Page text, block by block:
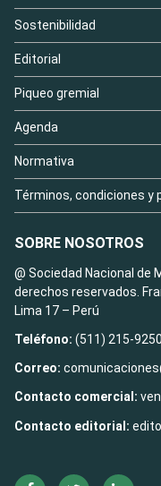
Sostenibilidad
Editorial
Piqueo gremial
Agenda
Normativa
Términos, condiciones y
SOBRE NOSOTROS
@ Sociedad Nacional de
derechos reservados.
Lima 17 – Perú
Teléfono: (511) 215-9250
Correo:
Contacto comercial:
Contacto editorial: